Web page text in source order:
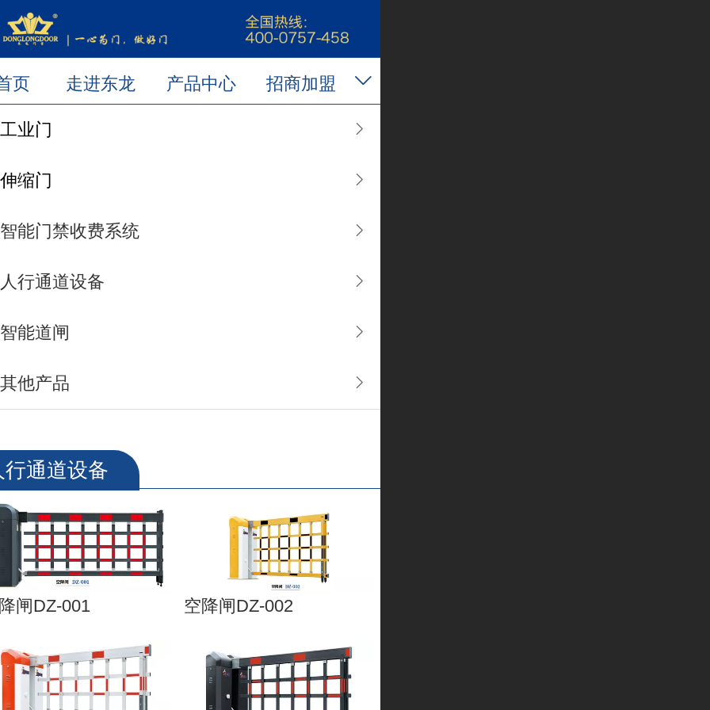
页 走进东龙 产品中心 招商加盟
闻动态
工业门
伸缩门
智能门禁收费系统
人行通道设备
智能道闸
其他产品
行通道设备
闸DZ-001 空降闸DZ-002